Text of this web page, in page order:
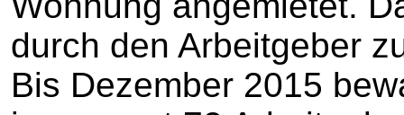
durch den Arbeitgeber
Bis Dezember 2015